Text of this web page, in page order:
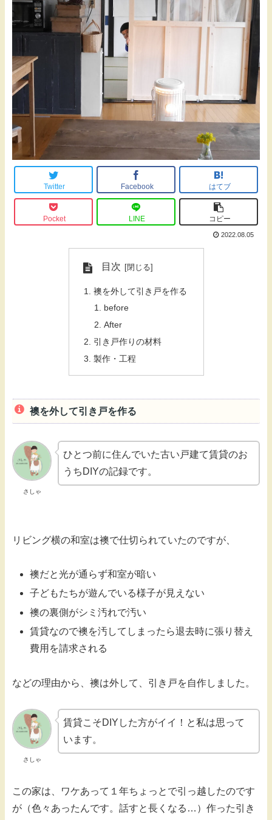
Twitter Facebook はてブ
Pocket LINE コピー
2022.08.05
目次
襖を外して引き戸を作る
before
After
引き戸作りの材料
製作・工程
襖を外して引き戸を作る
さしゃ
ひとつ前に住んでいた古い戸建て賃貸のお
うちDIYの記録です。
リビング横の和室は襖で仕切られていたのですが、
襖だと光が通らず和室が暗い
子どもたちが遊んでいる様子が見えない
襖の裏側がシミ汚れで汚い
賃貸なので襖を汚してしまったら退去時に張り替え
費用を請求される
などの理由から、襖は外して、引き戸を自作しました。
さしゃ
賃貸こそDIYした方がイイ！と私は思って
います。
この家は、ワケあって１年ちょっとで引っ越したのです
が（色々あったんです。話すと長くなる…）作った引き